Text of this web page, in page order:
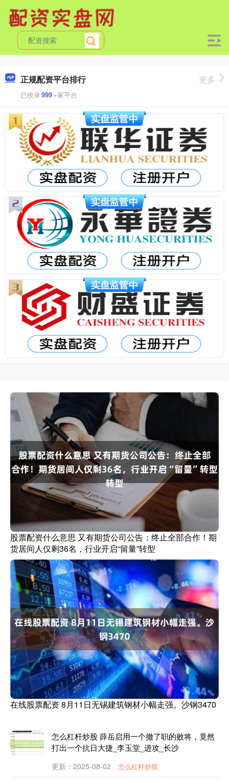
正规配资平台排行
已收录999+家平台
更多
股票配资什么意思 又有期货公司公告：终止全部合作！期
货居间人仅剩36名，行业开启“留量”转型
在线股票配资 8月11日无锡建筑钢材小幅走强。沙钢3470
怎么杠杆炒股 薛岳启用一个撤了职的败将，竟然
打出一个抗日大捷_李玉堂_进攻_长沙
更新：2025-08-02 怎么杠杆炒股